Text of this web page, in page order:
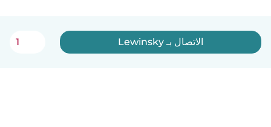
الاتصال بـ Lewinsky 1